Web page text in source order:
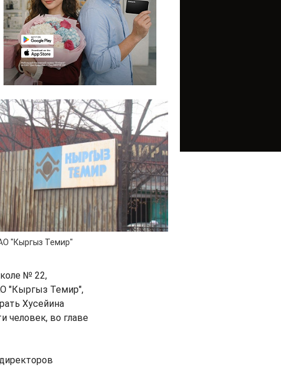
"Кыргыз Темир"
№ 22,
"Кыргыз Темир",
Хусейина
человек, во главе